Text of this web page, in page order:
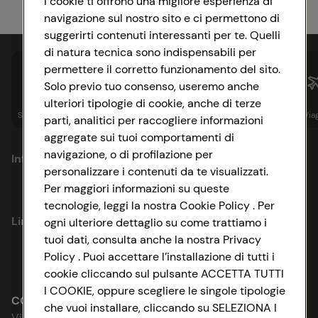
Spesa online Assicurazioni Sapori& Istituzionale
Informazioni
Privacy Policy
Cookie Policy
Impostazioni Cookie
Accessibilità
Link utili
Lavora con noi
Le cooperative
CONAD SOCIETÀ COOPERATIVA
navigazione sul nostro sito e ci permettono di
suggerirti contenuti interessanti per te. Quelli
di natura tecnica sono indispensabili per
permettere il corretto funzionamento del sito.
Solo previo tuo consenso, useremo anche
ulteriori tipologie di cookie, anche di terze
parti, analitici per raccogliere informazioni
aggregate sui tuoi comportamenti di
navigazione, o di profilazione per
personalizzare i contenuti da te visualizzati.
Per maggiori informazioni su queste
tecnologie, leggi la nostra Cookie Policy . Per
ogni ulteriore dettaglio su come trattiamo i
tuoi dati, consulta anche la nostra Privacy
Policy . Puoi accettare l’installazione di tutti i
cookie cliccando sul pulsante ACCETTA TUTTI
I COOKIE, oppure scegliere le singole tipologie
che vuoi installare, cliccando su SELEZIONA I